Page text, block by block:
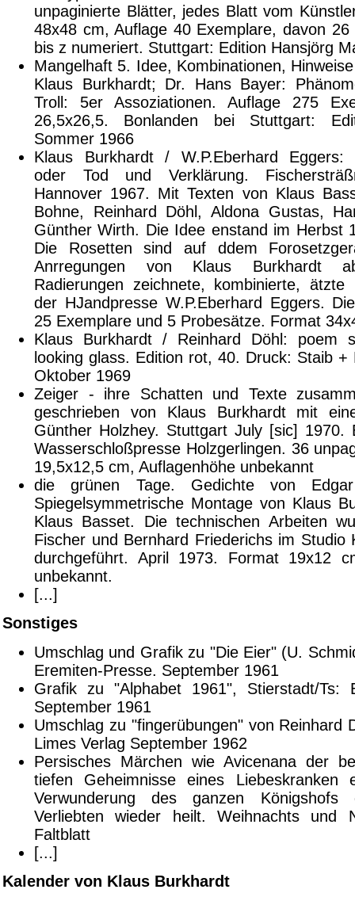
unpaginierte Blätter, jedes Blatt vom
48x48 cm, Auflage 40 Exemplare, davon
bis z numeriert. Stuttgart: Edition Hansjörg
Mangelhaft 5. Idee, Kombinationen,
Klaus Burkhardt; Dr. Hans Bayer:
Troll: 5er Assoziationen. Auflage 275
26,5x26,5. Bonlanden bei Stuttgart:
Sommer 1966
Klaus Burkhardt / W.P.Eberhard Eggers:
oder Tod und Verklärung.
Hannover 1967. Mit Texten von Klaus
Bohne, Reinhard Döhl, Aldona Gustas,
Günther Wirth. Die Idee enstand im Herbst
Die Rosetten sind auf ddem
Anrregungen von Klaus Burkhardt
Radierungen zeichnete, kombinierte,
der HJandpresse W.P.Eberhard Eggers.
25 Exemplare und 5 Probesätze. Format
Klaus Burkhardt / Reinhard Döhl: poem
looking glass. Edition rot, 40. Druck: Staib
Oktober 1969
Zeiger - ihre Schatten und Texte
geschrieben von Klaus Burkhardt mit
Günther Holzhey. Stuttgart July [sic] 1970.
Wasserschloßpresse Holzgerlingen. 36
19,5x12,5 cm, Auflagenhöhe unbekannt
die grünen Tage. Gedichte von
Spiegelsymmetrische Montage von Klaus
Klaus Basset. Die technischen Arbeiten
Fischer und Bernhard Friederichs im Studio
durchgeführt. April 1973. Format 19x12
unbekannt.
[...]
Sonstiges
Umschlag und Grafik zu "Die Eier" (U.
Eremiten-Presse. September 1961
Grafik zu "Alphabet 1961", Stierstadt/Ts:
September 1961
Umschlag zu "fingerübungen" von Reinhard
Limes Verlag September 1962
Persisches Märchen wie Avicenana der
tiefen Geheimnisse eines Liebeskranken
Verwunderung des ganzen Königshofs
Verliebten wieder heilt. Weihnachts und
Faltblatt
[...]
Kalender von Klaus Burkhardt